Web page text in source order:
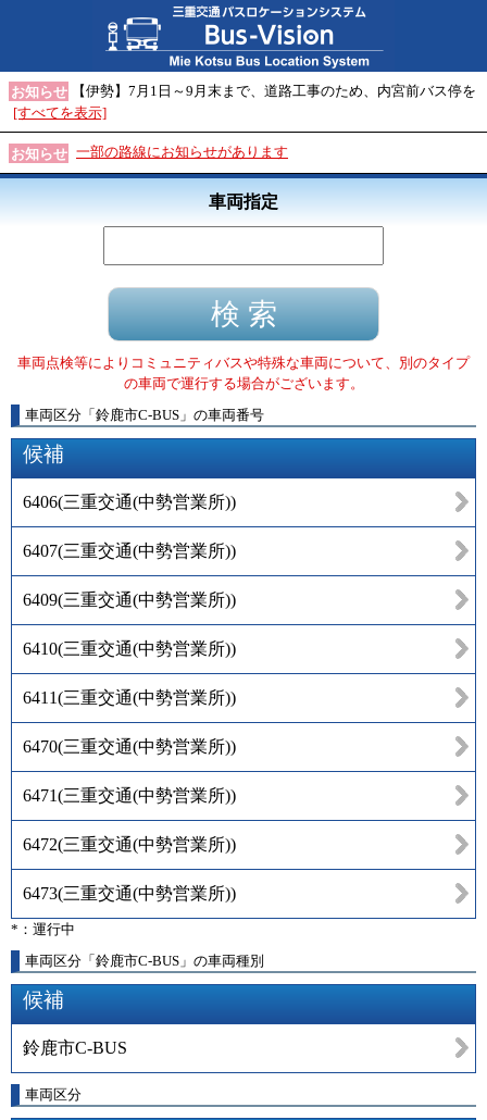
お知らせ
【伊勢】7月1日～9月末まで、道路工事のため、内宮前バス停を
[すべてを表示]
お知らせ 一部の路線にお知らせがあります
車両指定
車両点検等によりコミュニティバスや特殊な車両について、別のタイプ
の車両で運行する場合がございます。
車両区分 「 鈴鹿市C-BUS 」 の車両番号
候補
6406(三重交通(中勢営業所))
6407(三重交通(中勢営業所))
6409(三重交通(中勢営業所))
6410(三重交通(中勢営業所))
6411(三重交通(中勢営業所))
6470(三重交通(中勢営業所))
6471(三重交通(中勢営業所))
6472(三重交通(中勢営業所))
6473(三重交通(中勢営業所))
*：運行中
車両区分「鈴鹿市C-BUS」の車両種別
候補
鈴鹿市C-BUS
車両区分